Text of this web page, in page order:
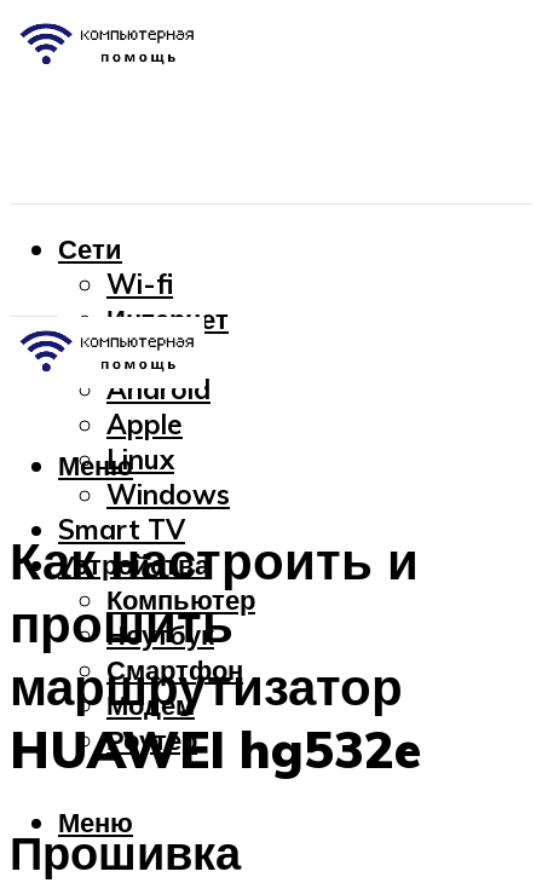
Сети
Wi-fi
Интернет
OC
Android
Apple
Linux
Windows
Smart TV
Устройства
Компьютер
Ноутбук
Смартфон
Модем
Роутер
Меню
Меню
Как настроить и
прошить
маршрутизатор
HUAWEI hg532e
Прошивка